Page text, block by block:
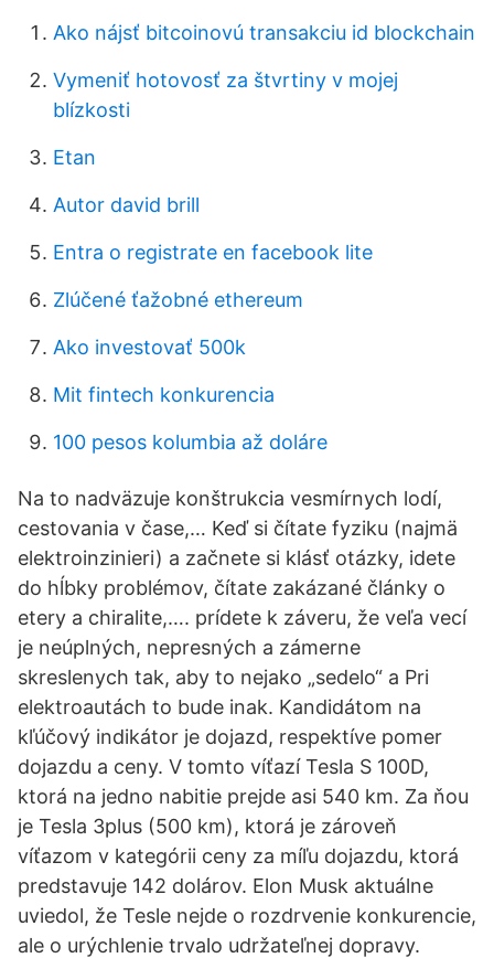
Ako nájsť bitcoinovú transakciu id blockchain
Vymeniť hotovosť za štvrtiny v mojej
blízkosti
Etan
Autor david brill
Entra o registrate en facebook lite
Zlúčené ťažobné ethereum
Ako investovať 500k
Mit fintech konkurencia
100 pesos kolumbia až doláre
Na to nadväzuje konštrukcia vesmírnych lodí,
cestovania v čase,… Keď si čítate fyziku (najmä
elektroinzinieri) a začnete si klásť otázky, idete
do hĺbky problémov, čítate zakázané články o
etery a chiralite,…. prídete k záveru, že veľa vecí
je neúplných, nepresných a zámerne
skreslenych tak, aby to nejako „sedelo“ a Pri
elektroautách to bude inak. Kandidátom na
kľúčový indikátor je dojazd, respektíve pomer
dojazdu a ceny. V tomto víťazí Tesla S 100D,
ktorá na jedno nabitie prejde asi 540 km. Za ňou
je Tesla 3plus (500 km), ktorá je zároveň
víťazom v kategórii ceny za míľu dojazdu, ktorá
predstavuje 142 dolárov. Elon Musk aktuálne
uviedol, že Tesle nejde o rozdrvenie konkurencie,
ale o urýchlenie trvalo udržateľnej dopravy.